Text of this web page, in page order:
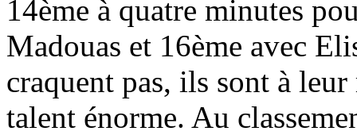
14ème à quatre minutes
Madouas et 16ème avec
craquent pas, ils sont à
talent énorme. Au